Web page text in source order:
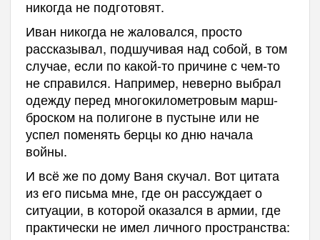
никогда не подготовят.
Иван никогда не жаловался, просто
рассказывал, подшучивая над собой, в том
случае, если по какой-то причине с чем-то
не справился. Например, неверно выбрал
одежду перед многокилометровым марш-
броском на полигоне в пустыне или не
успел поменять берцы ко дню начала
войны.
И всё же по дому Ваня скучал. Вот цитата
из его письма мне, где он рассуждает о
ситуации, в которой оказался в армии, где
практически не имел личного пространства: